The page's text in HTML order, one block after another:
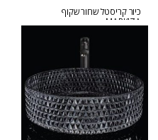
כיור קריסטל שחור שקוף
MARKIZA